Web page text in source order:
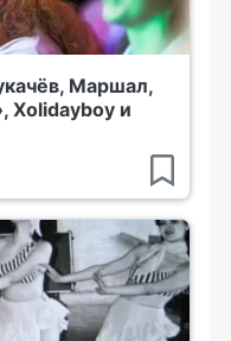
Маршал,
Xolidayboy и